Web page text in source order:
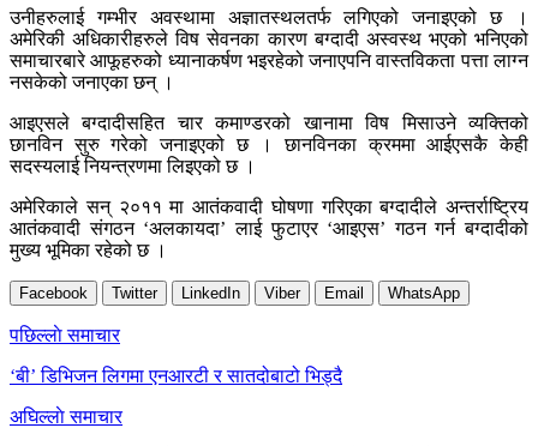
उनीहरुलाई गम्भीर अवस्थामा अज्ञातस्थलतर्फ लगिएको जनाइएको छ ।
अमेरिकी अधिकारीहरुले विष सेवनका कारण बग्दादी अस्वस्थ भएको भनिएको
समाचारबारे आफूहरुको ध्यानाकर्षण भइरहेको जनाएपनि वास्तविकता पत्ता लाग्न
नसकेको जनाएका छन् ।
आइएसले बग्दादीसहित चार कमाण्डरको खानामा विष मिसाउने व्यक्तिको
छानविन सुरु गरेको जनाइएको छ । छानविनका क्रममा आईएसकै केही
सदस्यलाई नियन्त्रणमा लिइएको छ ।
अमेरिकाले सन् २०११ मा आतंकवादी घोषणा गरिएका बग्दादीले अन्तर्राष्ट्रिय
आतंकवादी संगठन ‘अलकायदा’ लाई फुटाएर ‘आइएस’ गठन गर्न बग्दादीको
मुख्य भूमिका रहेको छ ।
Facebook Twitter LinkedIn Viber Email WhatsApp
Post
navigation
पछिल्लाे समाचार
‘बी’ डिभिजन लिगमा एनआरटी र सातदोबाटो भिड्दै
अघिल्लाे समाचार